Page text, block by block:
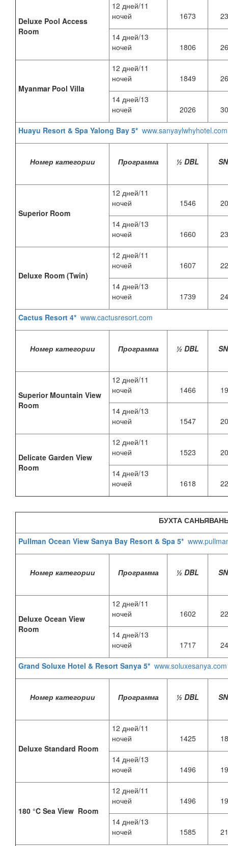
Deluxe Pool Access
Room
12 дней/11
ночей
1673
14 дней/13
ночей
1806
Myanmar Pool Villa
12 дней/11
ночей
1849
14 дней/13
ночей
2026
Huayu Resort & Spa Yalong Bay 5* www.sanyaylwhyhotel.com
Номер категории Программа ½ DBL
Superior Room
12 дней/11
ночей
1546
14 дней/13
ночей
1660
Deluxe Room (Twin)
12 дней/11
ночей
1607
14 дней/13
ночей
1739
Cactus Resort 4* www.cactusresort.com
Номер категории Программа ½ DBL
Superior Mountain View
Room
12 дней/11
ночей
1466
14 дней/13
ночей
1547
Delicate Garden View
Room
12 дней/11
ночей
1523
14 дней/13
ночей
1618
БУХТА
Pullman Ocean View Sanya Bay Resort & Spa 5*
Номер категории Программа ½ DBL
Deluxe Ocean View
Room
12 дней/11
ночей
1602
14 дней/13
ночей
1717
Grand Soluxe Hotel & Resort Sanya 5* www.soluxesanya.com
Номер категории Программа ½ DBL
Deluxe Standard Room
12 дней/11
ночей
1425
14 дней/13
ночей
1496
180 °C Sea View Room
12 дней/11
ночей
1496
14 дней/13
ночей
1585